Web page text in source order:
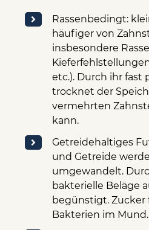
Rassenbedingt:
häufiger von
insbesondere
etc.). Durch ihr fast
trocknet der
vermehrten
kann.
Getreidehaltiges
und Getreide
umgewandelt.
bakterielle Beläge
begünstigt. Zucker
Bakterien im Mund.